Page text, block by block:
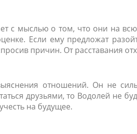
с мыслью о том, что они на
Если ему предложат
причин. От расставания
отношений. Он не
друзьями, то Водолей не
на будущее.